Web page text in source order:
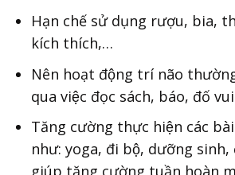
Hạn chế sử dụng rượu, bia,
kích thích,…
Nên hoạt động trí não
qua việc đọc sách, báo, đố
Tăng cường thực hiện các
như: yoga, đi bộ, dưỡng sinh,